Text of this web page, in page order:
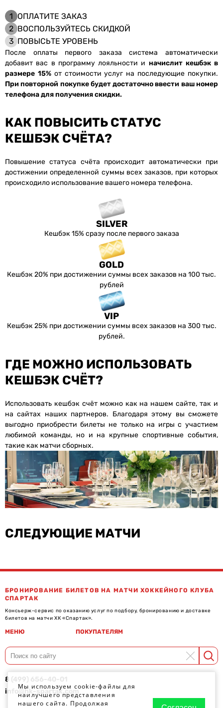
Мы используем cookie-файлы для
наилучшего представления
нашего сайта. Продолжая
1 ОПЛАТИТЕ ЗАКАЗ
2 ВОСПОЛЬЗУЙТЕСЬ СКИДКОЙ
3 ПОВЫСЬТЕ УРОВЕНЬ
После оплаты первого заказа система автоматически
добавит вас в программу лояльности и начислит кешбэк в
размере 15%от стоимости услуг на последующие покупки.
При повторной покупке будет достаточно ввести ваш номер
телефона для получения скидки.
КАК ПОВЫСИТЬ СТАТУС
КЕШБЭК СЧЁТА?
Повышение статуса счёта происходит автоматически при
достижении определенной суммы всех заказов, при которых
происходило использование вашего номера телефона.
SILVER
Кешбэк 15% сразу после первого заказа
GOLD
Кешбэк 20% при достижении суммы всех заказов на 100 тыс.
рублей
VIP
Кешбэк 25% при достижении суммы всех заказов на 300 тыс.
рублей.
ГДЕ МОЖНО ИСПОЛЬЗОВАТЬ
КЕШБЭК СЧЁТ?
Использовать кешбэк счёт можно как на нашем сайте, так и
на сайтах наших партнеров. Благодаря этому вы сможете
выгодно приобрести билеты не только на игры с участием
любимой команды, но и на крупные спортивные события,
такие как матчи сборных.
СЛЕДУЮЩИЕ МАТЧИ
БРОНИРОВАНИЕ БИЛЕТОВ НА МАТЧИ ХОККЕЙНОГО КЛУБА
СПАРТАК
Консьерж-сервис по оказанию услуг по подбору, бронированию и доставке
билетов на матчи ХК «Спартак».
МЕНЮ ПОКУПАТЕЛЯМ
8 (499) 656-40-01
info@hk-spartak.com